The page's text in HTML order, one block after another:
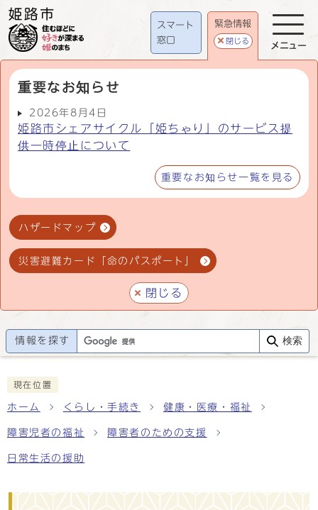
スマート
窓口
緊急情報
閉じる
重要なお知らせ
2026年8月4日
姫路市シェアサイクル「姫ちゃり」のサービス提
供一時停止について
重要なお知らせ一覧を見る
ハザードマップ
災害避難カード「命のパスポート」
閉じる
メニュー
情報を探す 検索
現在位置
ホーム くらし・手続き 健康・医療・福祉
障害児者の福祉 障害者のための支援
日常生活の援助